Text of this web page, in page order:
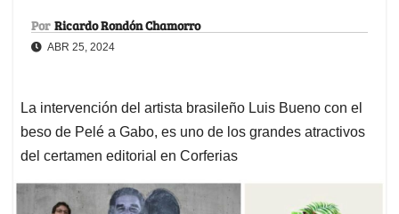
Por Ricardo Rondón Chamorro
ABR 25, 2024
La intervención del artista brasileño Luis Bueno con el
beso de Pelé a Gabo, es uno de los grandes atractivos
del certamen editorial en Corferias